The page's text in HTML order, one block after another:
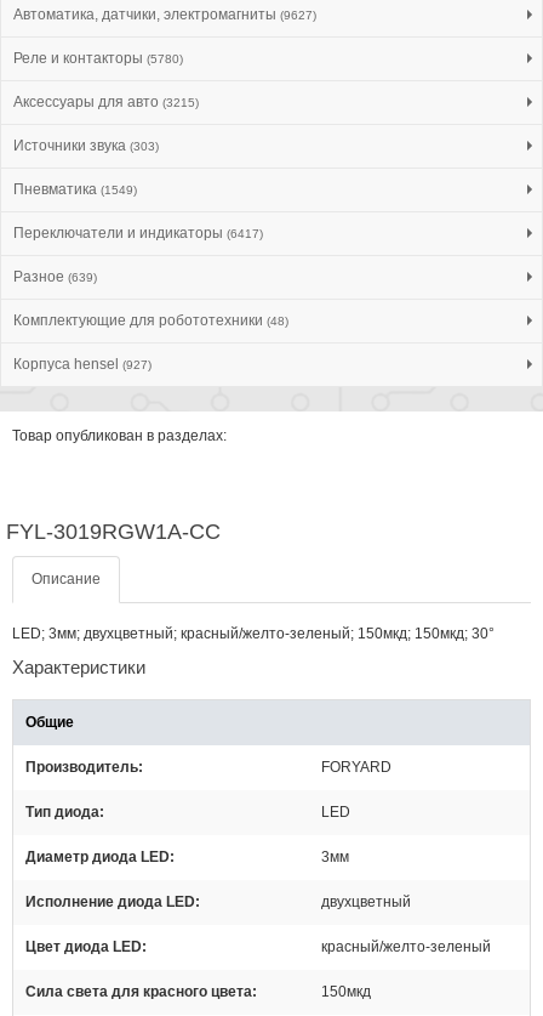
Автоматика, датчики, электромагниты (9627)
Реле и контакторы (5780)
Аксессуары для авто (3215)
Источники звука (303)
Пневматика (1549)
Переключатели и индикаторы (6417)
Разное (639)
Комплектующие для робототехники (48)
Корпуса hensel (927)
Товар опубликован в разделах:
FYL-3019RGW1A-CC
Описание
LED; 3мм; двухцветный; красный/желто-зеленый; 150мкд; 150мкд; 30°
Характеристики
Общие
Производитель FORYARD
Тип диода LED
Диаметр диода LED 3мм
Исполнение диода LED двухцветный
Цвет диодa LED красный/желто-зеленый
Сила света для красного цвета 150мкд